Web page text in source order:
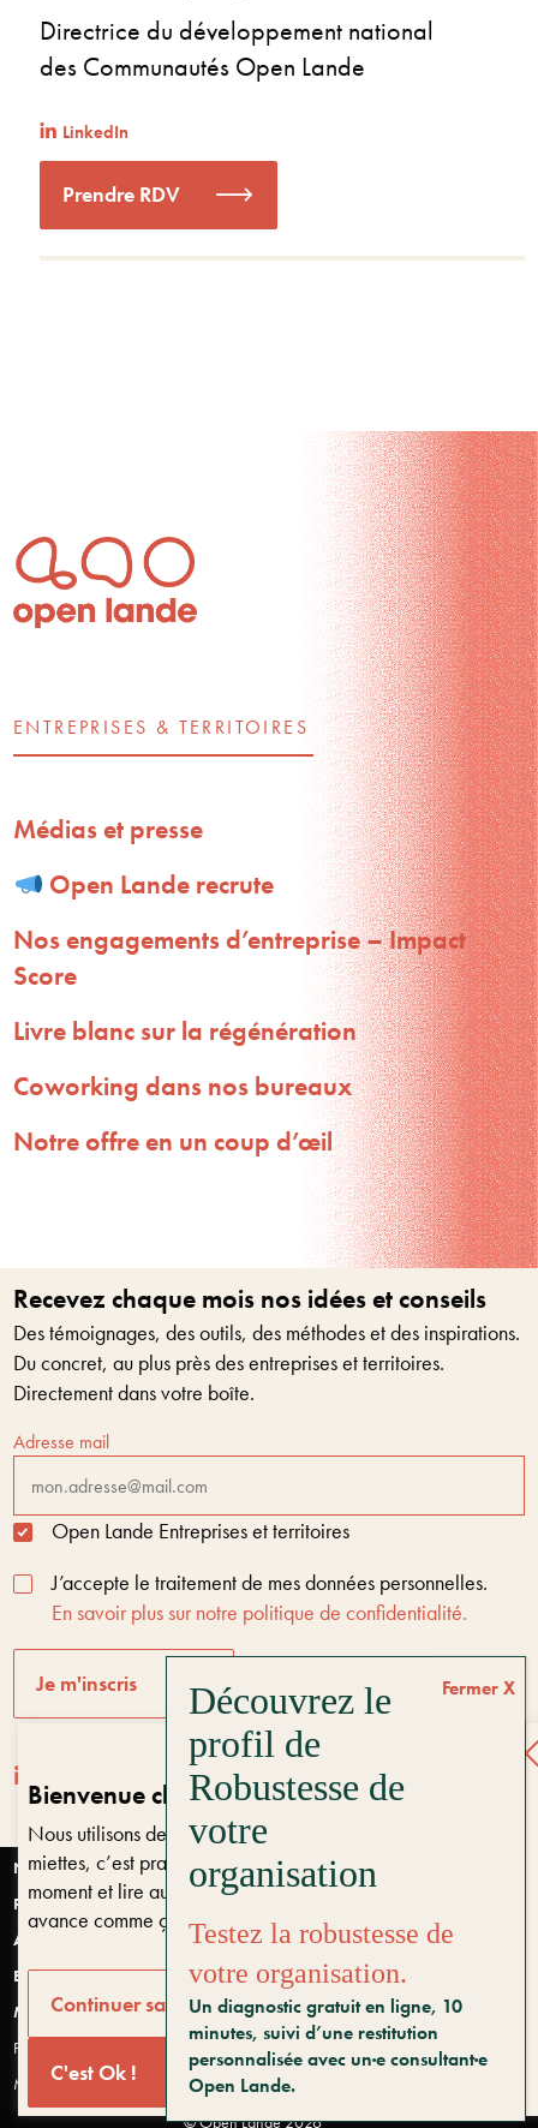
Bonjour, puis-je vous aider ?
Entreprises & territoires
Nous vous aidons à être encore là dans 10 ans
Directrice du développement national
des Communautés Open Lande
LinkedIn
Prendre RDV
ENTREPRISES & TERRITOIRES
Médias et presse
Open Lande recrute
Nos engagements d’entreprise – Impact
Score
Livre blanc sur la régénération
Coworking dans nos bureaux
Notre offre en un coup d’œil
Recevez chaque mois nos idées et conseils
Des témoignages, des outils, des méthodes et des inspirations.
Du concret, au plus près des entreprises et territoires.
Directement dans votre boîte.
Adresse mail
Open Lande Entreprises et territoires
J’accepte le traitement de mes données personnelles.
En savoir plus sur notre politique de confidentialité.
Je m'inscris
Nantes
Paris
Anjou
Bretagne
Montpellier
Politique de confidentialité et données personnelles
Mentions légales
© Open Lande 2026
Bienvenue chez Open Lande
Nous utilisons des cookies sur notre site. Ils ne font pas de
miettes, c’est pratique. Vous pouvez changer d’avis à tout
moment et lire aussi notrepolitique de confidentialité
avance comme ça ?
Continuer sans accepter
C'est Ok !
Testez la robustesse de
votre organisation.
Un diagnostic gratuit en ligne, 10
minutes, suivi d’une restitution
personnalisée avec un·e consultant·e
Open Lande.